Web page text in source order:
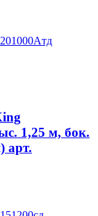
1,25 м, бок.
арт.